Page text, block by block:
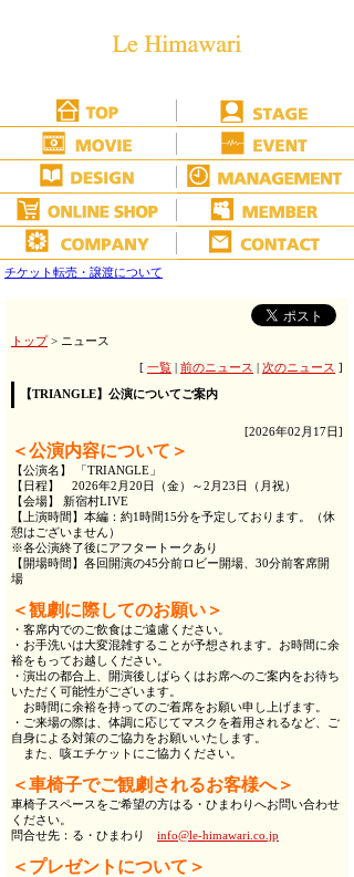
チケット転売・譲渡について
トップ> ニュース
[ 一覧 前のニュース 次のニュース ]
【TRIANGLE】公演についてご案内
[2026年02月17日]
＜公演内容について＞
【公演名】 「TRIANGLE」
【日程】 2026年2月20日（金）～2月23日（月祝）
【会場】 新宿村LIVE
【上演時間】本編：約1時間15分を予定しております。（休
憩はございません）
※各公演終了後にアフタートークあり
【開場時間】各回開演の45分前ロビー開場、30分前客席開
場
＜観劇に際してのお願い＞
・客席内でのご飲食はご遠慮ください。
・お手洗いは大変混雑することが予想されます。お時間に余
裕をもってお越しください。
・演出の都合上、開演後しばらくはお席へのご案内をお待ち
いただく可能性がございます。
お時間に余裕を持ってのご着席をお願い申し上げます。
・ご来場の際は、体調に応じてマスクを着用されるなど、ご
自身による対策のご協力をお願いいたします。
また、咳エチケットにご協力ください。
＜車椅子でご観劇されるお客様へ＞
車椅子スペースをご希望の方はる・ひまわりへお問い合わせ
ください。
問合せ先：る・ひまわり info@le-himawari.co.jp
＜プレゼントについて＞